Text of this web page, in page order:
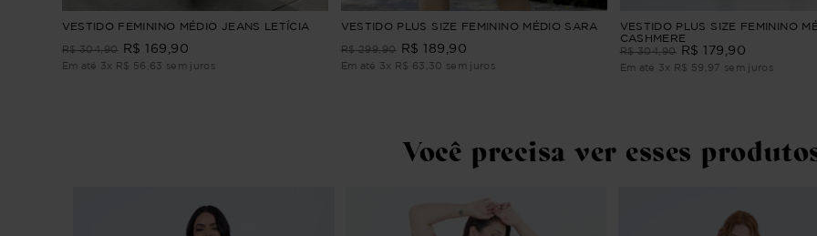
VESTIDO FEMININO MÉDIO JEANS LETÍCIA
R$ 304,90 R$ 169 90
Em até 3x R$ 56 63 sem juros
VESTIDO PLUS SIZE FEMININO MÉDIO SARA
R$ 299,90 R$ 189 90
Em até 3x R$ 63 30 sem juros
VESTIDO PLUS SIZE FEMININO
CASHMERE
R$ 304,90 R$ 179 90
Em até 3x R$ 59 97 sem juros
Você precisa ver esses